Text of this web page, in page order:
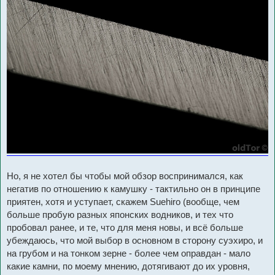
Но, я не хотел бы чтобы мой обзор воспринимался, как
негатив по отношению к камушку - тактильно он в принципе
приятен, хотя и уступает, скажем Suehiro (вообще, чем
больше пробую разных японских водников, и тех что
пробовал ранее, и те, что для меня новы, и всё больше
убеждаюсь, что мой выбор в основном в сторону суэхиро, и
на грубом и на тонком зерне - более чем оправдан - мало
какие камни, по моему мнению, дотягивают до их уровня,